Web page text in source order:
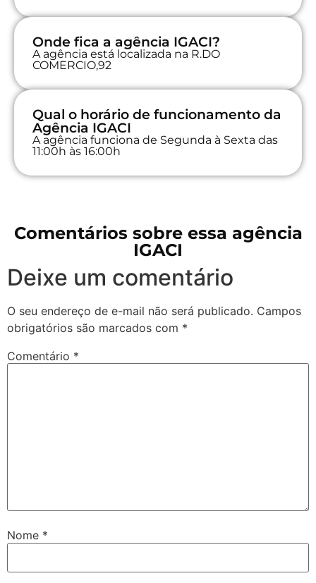
Onde fica a agência IGACI?
A agência está localizada na R.DO
COMERCIO,92
Qual o horário de funcionamento da
Agência IGACI
A agência funciona de Segunda à Sexta das
11:00h às 16:00h
Comentários sobre essa agência
IGACI
Deixe um comentário
O seu endereço de e-mail não será publicado. Campos
obrigatórios são marcados com *
Comentário *
Nome *